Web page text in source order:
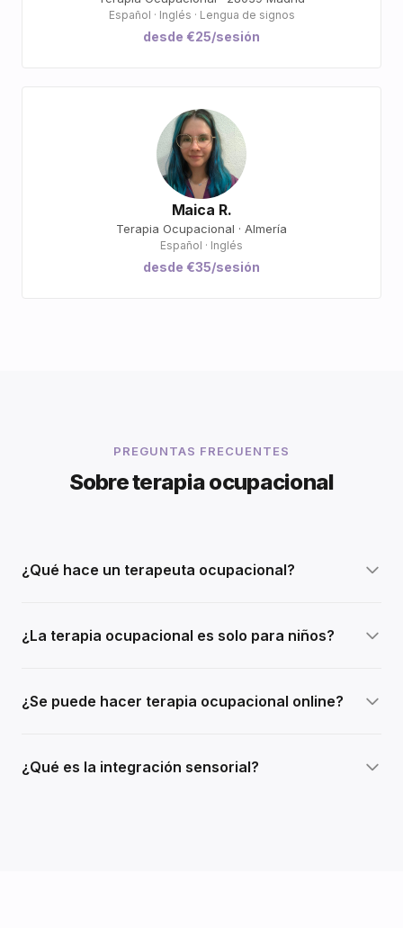
Español · Inglés · Lengua de signos
desde €25/sesión
Maica R.
Terapia Ocupacional · Almería
Español · Inglés
desde €35/sesión
PREGUNTAS FRECUENTES
Sobre terapia ocupacional
¿Qué hace un terapeuta ocupacional?
¿La terapia ocupacional es solo para niños?
¿Se puede hacer terapia ocupacional online?
¿Qué es la integración sensorial?